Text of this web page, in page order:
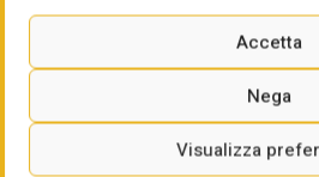
Accetta
Nega
Visualizza